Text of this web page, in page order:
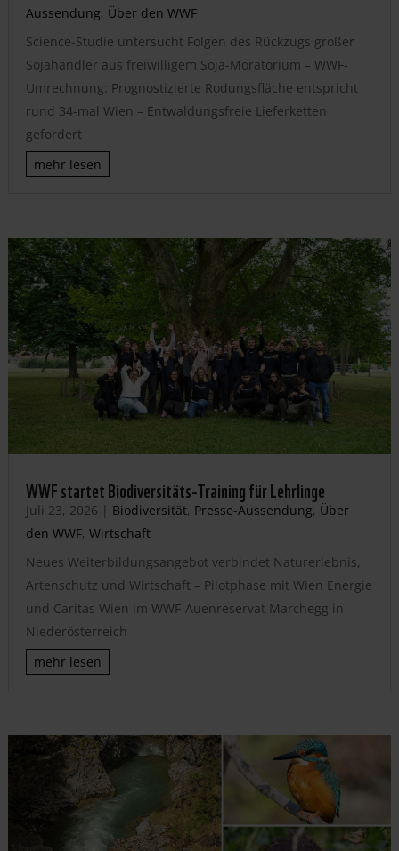
Aussendung, Über den WWF
Science-Studie untersucht Folgen des Rückzugs großer
Sojahändler aus freiwilligem Soja-Moratorium – WWF-
Umrechnung: Prognostizierte Rodungsfläche entspricht
rund 34-mal Wien – Entwaldungsfreie Lieferketten
gefordert
mehr lesen
WWF startet Biodiversitäts-Training für Lehrlinge
Juli 23, 2026 | Biodiversität, Presse-Aussendung, Über
den WWF, Wirtschaft
Neues Weiterbildungsangebot verbindet Naturerlebnis,
Artenschutz und Wirtschaft – Pilotphase mit Wien Energie
und Caritas Wien im WWF-Auenreservat Marchegg in
Niederösterreich
mehr lesen